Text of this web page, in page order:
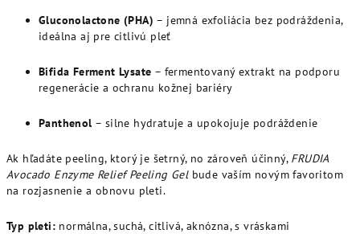
Gluconolactone (PHA) – jemná exfoliácia bez podráždenia,
ideálna aj pre citlivú pleť
Bifida Ferment Lysate – fermentovaný extrakt na podporu
regenerácie a ochranu kožnej bariéry
Panthenol – silne hydratuje a upokojuje podráždenie
Ak hľadáte peeling, ktorý je šetrný, no zároveň účinný, FRUDIA
Avocado Enzyme Relief Peeling Gelbude vaším novým favoritom
na rozjasnenie a obnovu pleti.
Typ pleti: normálna, suchá, citlivá, aknózna, s vráskami